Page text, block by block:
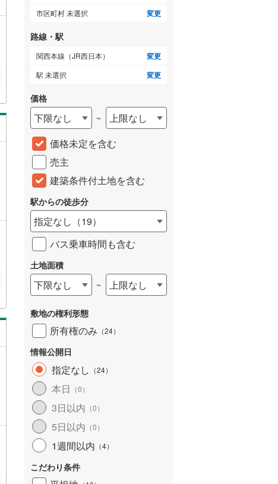
市区町村 未選択 変更
路線・駅
関西本線（JR西日本） 変更
駅 未選択 変更
価格
下限なし ~
上限なし
価格未定を含む
売主
建築条件付土地を含む
駅からの徒歩分
指定なし （19）
バス乗車時間も含む
土地面積
下限なし ~ 上限なし
敷地の権利形態
所有権のみ （24）
情報公開日
指定なし （24）
本日 （0）
3日以内 （0）
5日以内 （0）
1週間以内 （4）
こだわり条件